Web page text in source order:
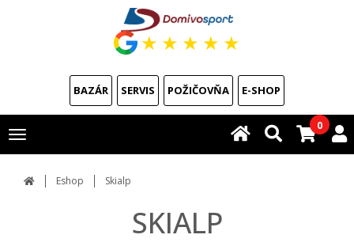
★ ★ ★ ★ ★
BAZÁR SERVIS POŽIČOVŇA E-SHOP
Toggle
navigation
0
Eshop Skialp
SKIALP